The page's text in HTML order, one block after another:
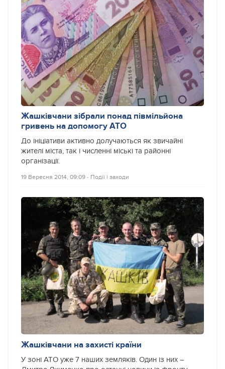
Жашківчани зібрали понад півмільйона
гривень на допомогу АТО
До ініціативи активно долучаються як звичайні
жителі міста, так і численні міські та районні
організації.
19 Вересня 2014, 09:09 ‐ Події і заходи
Жашківчани на захисті країни
У зоні АТО уже 7 наших земляків. Один із них –